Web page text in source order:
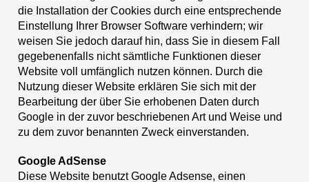
die Installation der Cookies durch eine entsprechende
Einstellung Ihrer Browser Software verhindern; wir
weisen Sie jedoch darauf hin, dass Sie in diesem Fall
gegebenenfalls nicht sämtliche Funktionen dieser
Website voll umfänglich nutzen können. Durch die
Nutzung dieser Website erklären Sie sich mit der
Bearbeitung der über Sie erhobenen Daten durch
Google in der zuvor beschriebenen Art und Weise und
zu dem zuvor benannten Zweck einverstanden.
Google AdSense
Diese Website benutzt Google Adsense, einen